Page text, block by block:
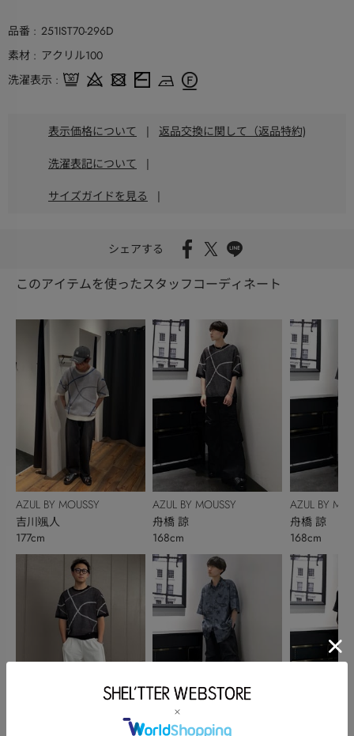
品番
251IST70-296D
素材
アクリル100
洗濯表示
表示価格について | 返品交換に関して（返品特約)
洗濯表記について |
サイズガイドを見る |
シェアする
このアイテムを使ったスタッフコーディネート
AZUL BY MOUSSY
吉川颯人
177cm
AZUL BY MOUSSY
舟橋 諒
168cm
AZUL BY
舟橋 諒
168cm